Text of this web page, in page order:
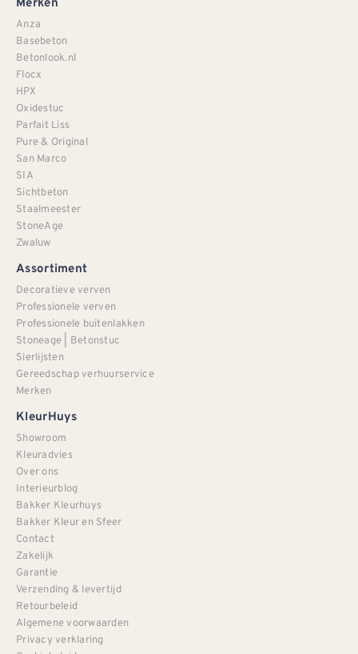
Merken
Anza
Basebeton
Betonlook.nl
Flocx
HPX
Oxidestuc
Parfait Liss
Pure & Original
San Marco
SIA
Sichtbeton
Staalmeester
StoneAge
Zwaluw
Assortiment
Decoratieve verven
Professionele verven
Professionele buitenlakken
Stoneage | Betonstuc
Sierlijsten
Gereedschap verhuurservice
Merken
KleurHuys
Showroom
Kleuradvies
Over ons
Interieurblog
Bakker Kleurhuys
Bakker Kleur en Sfeer
Contact
Zakelijk
Garantie
Verzending & levertijd
Retourbeleid
Algemene voorwaarden
Privacy verklaring